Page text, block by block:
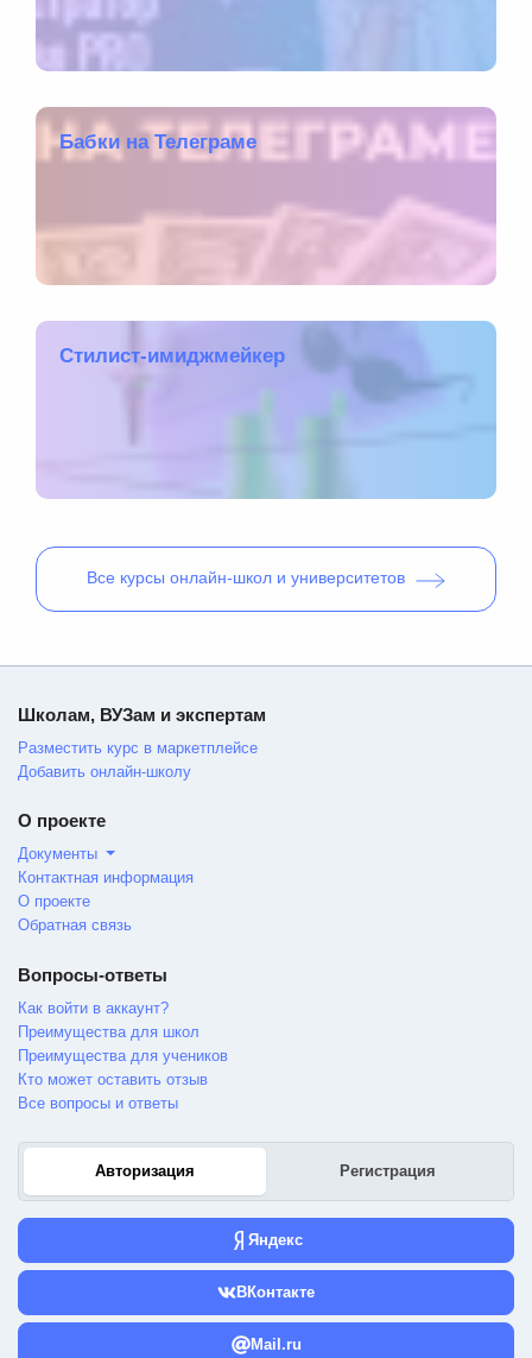
Бабки на Телеграме
Стилист-имиджмейкер
Все курсы онлайн-школ и университетов
Школам, ВУЗам и экспертам
Разместить курс в маркетплейсе
Добавить онлайн-школу
О проекте
Документы
Контактная информация
О проекте
Обратная связь
Вопросы-ответы
Как войти в аккаунт?
Преимущества для школ
Преимущества для учеников
Кто может оставить отзыв
Все вопросы и ответы
Авторизация Регистрация
Яндекс
ВКонтакте
Mail.ru